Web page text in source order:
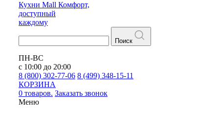
Кухни Mall Комфорт,
доступный
каждому
Поиск
ПН-ВС
с 10:00 до 20:00
8 (800) 302-77-06 8 (499) 348-15-11
КОРЗИНА
0 товаров. Заказать звонок
Меню